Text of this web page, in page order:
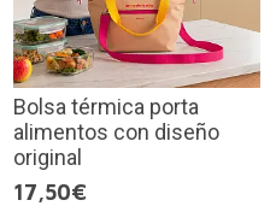
Bolsa térmica porta
alimentos con diseño
original
17,50€